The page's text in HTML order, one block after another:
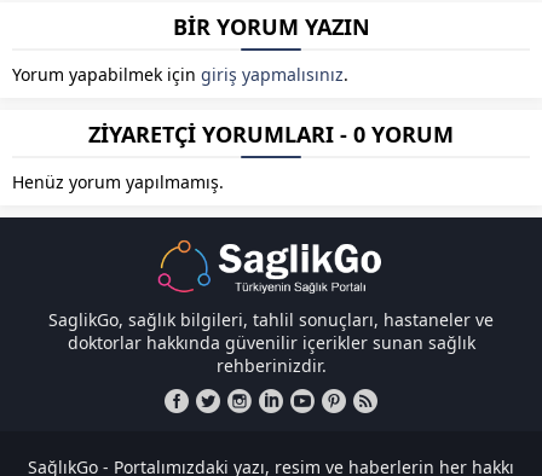
BİR YORUM YAZIN
Yorum yapabilmek için giriş yapmalısınız.
ZİYARETÇİ YORUMLARI - 0 YORUM
Henüz yorum yapılmamış.
SaglikGo, sağlık bilgileri, tahlil sonuçları, hastaneler ve
doktorlar hakkında güvenilir içerikler sunan sağlık
rehberinizdir.
SağlıkGo - Portalımızdaki yazı, resim ve haberlerin her hakkı